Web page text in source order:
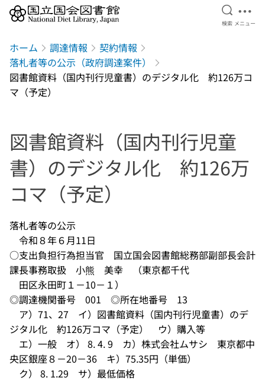
検索を
検索 メ
メニュー
ホーム 調達情報
契約情報
落札者等の公示（政府調達案件）
図書館資料（国内刊行児童書）のデジタル化 約126万コ
マ（予定）
図書館資料（国内刊行児童
書）のデジタル化 約126万
コマ（予定）
落札者等の公示
令和８年６月11日
○支出負担行為担当官 国立国会図書館総務部副部長会計
課長事務取扱 小熊 美幸 （東京都千代
田区永田町１－10－１）
◎調達機関番号 001 ◎所在地番号 13
ア）71、27 イ）図書館資料（国内刊行児童書）のデ
ジタル化 約126万コマ（予定） ウ）購入等
エ）一般 オ） 8. 4. 9 カ）株式会社ムサシ 東京都中
央区銀座８－20－36 キ）75.35円（単価）
ク） 8. 1.29 サ）最低価格